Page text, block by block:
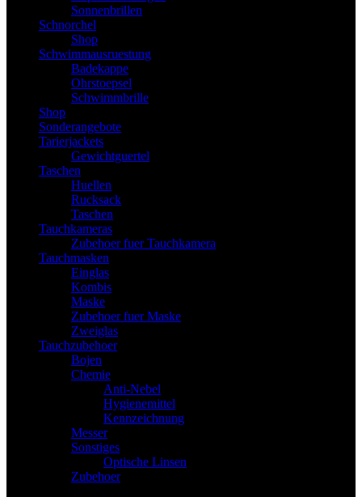
Sonnenbrillen
Schnorchel
Shop
Schwimmausruestung
Badekappe
Ohrstoepsel
Schwimmbrille
Shop
Sonderangebote
Tarierjackets
Gewichtguertel
Taschen
Huellen
Rucksack
Taschen
Tauchkameras
Zubehoer fuer Tauchkamera
Tauchmasken
Einglas
Kombis
Maske
Zubehoer fuer Maske
Zweiglas
Tauchzubehoer
Bojen
Chemie
Anti-Nebel
Hygienemittel
Kennzeichnung
Messer
Sonstiges
Optische Linsen
Zubehoer